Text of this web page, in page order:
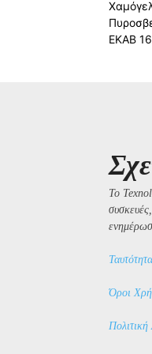
ΕΚΑΒ
Το
Ταυτότητα
Όροι